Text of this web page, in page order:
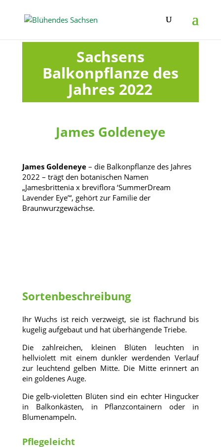
Sachsens
Balkonpflanze des
Jahres 2022
James Goldeneye
James Goldeneye– die Balkonpflanze des Jahres
2022 – trägt den botanischen Namen
„Jamesbrittenia x breviflora ‘SummerDream
Lavender Eye’“, gehört zur Familie der
Braunwurzgewächse.
Sortenbeschreibung
Ihr Wuchs ist reich verzweigt, sie ist flachrund bis
kugelig aufgebaut und hat überhängende Triebe.
Die zahlreichen, kleinen Blüten leuchten in
hellviolett mit einem dunkler werdenden Verlauf
zur leuchtend gelben Mitte. Die Mitte erinnert an
ein goldenes Auge.
Die gelb-violetten Blüten sind ein echter Hingucker
in Balkonkästen, in Pflanzcontainern oder in
Blumenampeln.
Pflegeleicht